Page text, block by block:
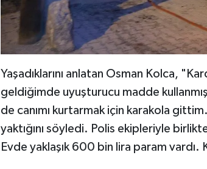
Yaşadıklarını anlatan Osman Kolca,
geldiğimde uyuşturucu madde
de canımı kurtarmak için karakola
yaktığını söyledi. Polis ekipleriyle
Evde yaklaşık 600 bin lira param